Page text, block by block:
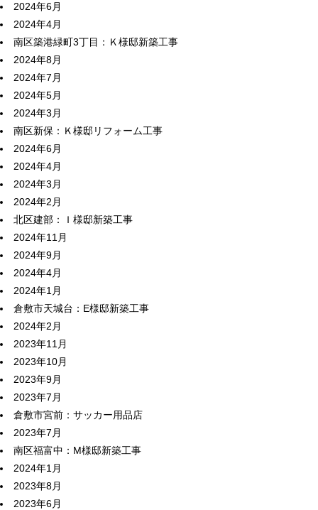
2024年6月
2024年4月
南区築港緑町3丁目：Ｋ様邸新築工事
2024年8月
2024年7月
2024年5月
2024年3月
南区新保：Ｋ様邸リフォーム工事
2024年6月
2024年4月
2024年3月
2024年2月
北区建部：Ｉ様邸新築工事
2024年11月
2024年9月
2024年4月
2024年1月
倉敷市天城台：E様邸新築工事
2024年2月
2023年11月
2023年10月
2023年9月
2023年7月
倉敷市宮前：サッカー用品店
2023年7月
南区福富中：M様邸新築工事
2024年1月
2023年8月
2023年6月